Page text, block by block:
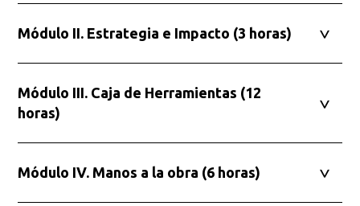
Módulo II. Estrategia e Impacto (3 horas)
Módulo III. Caja de Herramientas (12
horas)
Módulo IV. Manos a la obra (6 horas)
Busca en la escuela